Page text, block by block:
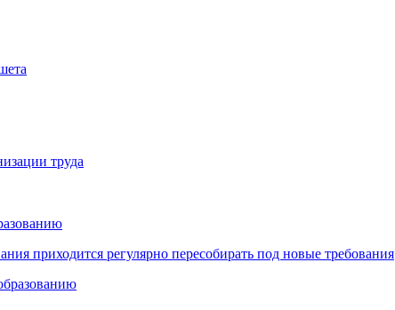
труда
приходится регулярно пересобирать под новые требования